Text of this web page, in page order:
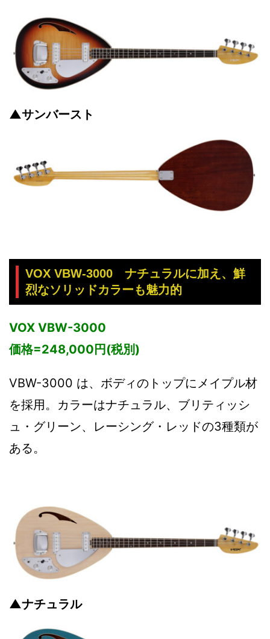
▲サンバースト
VOX VBW-3000 ナチュラルに加え、鮮
烈なソリッドカラーも魅力的
VOX VBW-3000
価格=248,000円(税別)
VBW-3000 は、ボディのトップにメイプル材
を採用。カラーはナチュラル、ブリティッシ
ュ・グリーン、レーシング・レッドの3種類が
ある。
▲ナチュラル